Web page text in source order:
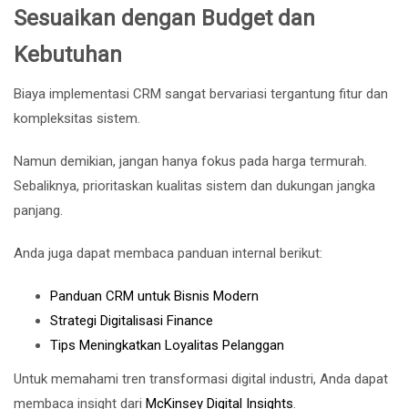
Sesuaikan dengan Budget dan
Kebutuhan
Biaya implementasi CRM sangat bervariasi tergantung fitur dan
kompleksitas sistem.
Namun demikian, jangan hanya fokus pada harga termurah.
Sebaliknya, prioritaskan kualitas sistem dan dukungan jangka
panjang.
Anda juga dapat membaca panduan internal berikut:
Panduan CRM untuk Bisnis Modern
Strategi Digitalisasi Finance
Tips Meningkatkan Loyalitas Pelanggan
Untuk memahami tren transformasi digital industri, Anda dapat
membaca insight dari McKinsey Digital Insights.